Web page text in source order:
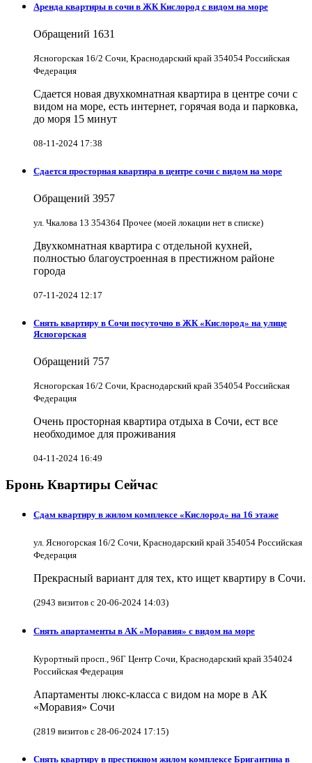
Аренда квартиры в сочи в ЖК Кислород с видом на море
Обращений 1631
Ясногорская 16/2 Сочи, Краснодарский край 354054 Российская
Федерация
Сдается новая двухкомнатная квартира в центре сочи с
видом на море, есть интернет, горячая вода и парковка,
до моря 15 минут
08-11-2024 17:38
Сдается просторная квартира в центре сочи с видом на море
Обращений 3957
ул. Чкалова 13 354364 Прочее (моей локации нет в списке)
Двухкомнатная квартира с отдельной кухней,
полностью благоустроенная в престижном районе
города
07-11-2024 12:17
Снять квартиру в Cочи посуточно в ЖК «Кислород» на улице
Ясногорская
Обращений 757
Ясногорская 16/2 Сочи, Краснодарский край 354054 Российская
Федерация
Очень просторная квартира отдыха в Сочи, ест все
необходимое для проживания
04-11-2024 16:49
Бронь Квартиры Сейчас
Сдам квартиру в жилом комплексе «Кислород» на 16 этаже
ул. Ясногорская 16/2 Сочи, Краснодарский край 354054 Российская
Федерация
Прекрасный вариант для тех, кто ищет квартиру в Сочи.
(2943 визитов с 20-06-2024 14:03)
Снять апартаменты в АК «Моравия» с видом на море
Курортный просп., 96Г Центр Сочи, Краснодарский край 354024
Российская Федерация
Апартаменты люкс-класса с видом на море в АК
«Моравия» Сочи
(2819 визитов с 28-06-2024 17:15)
Снять квартиру в престижном жилом комплексе Бригантина в